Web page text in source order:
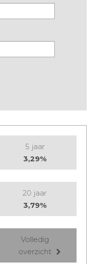
5 jaar
3,29%
20 jaar
3,79%
Volledig
overzicht